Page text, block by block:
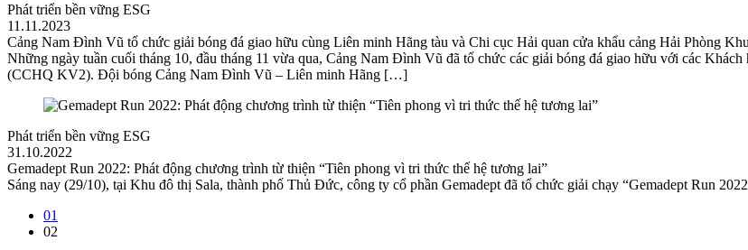
Phát triển bền vững ESG
11.11.2023
Cảng Nam Đình Vũ tổ chức giải bóng đá giao hữu cùng Liên minh Hãng tàu và Chi cục Hải quan cửa khẩu cảng Hải Phòng
Những ngày tuần cuối tháng 10, đầu tháng 11 vừa qua, Cảng Nam Đình Vũ đã tổ chức các giải bóng đá giao hữu với các
(CCHQ KV2). Đội bóng Cảng Nam Đình Vũ – Liên minh Hãng […]
Phát triển bền vững ESG
31.10.2022
Gemadept Run 2022: Phát động chương trình từ thiện “Tiên phong vì tri thức thế hệ tương lai”
Sáng nay (29/10), tại Khu đô thị Sala, thành phố Thủ Đức, công ty cổ phần Gemadept đã tổ chức giải chạy “Gemadept Run
01
02